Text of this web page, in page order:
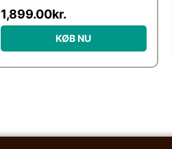
1,899.00kr.
KØB NU